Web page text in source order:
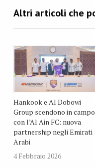
Hankook e Al Dobowi
Group scendono in campo
con l’Al Ain FC: nuova
partnership negli Emirati
Arabi
4 Febbraio 2026